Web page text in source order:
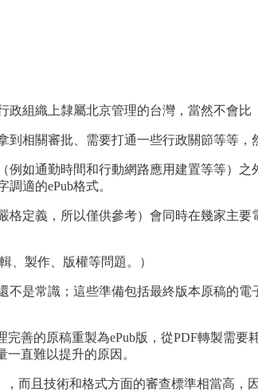
組織上隸屬北京管理的台灣，當然不會比
相關審批、需要打通一些行政關節等等，
如通勤時間和行動網路應用建置等等）
適的ePub格式。
定義，所以僅供參考）會同時在幾家主
、製作、版權等問題。）
是常識；這些準備包括最終版本原稿的
善的原稿重製為ePub版，從PDF轉製需要
直難以提升的原因。
而且技術和格式方面的審查標準相當高，